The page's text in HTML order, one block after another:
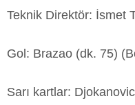
Teknik Direktör: İsmet
Gol: Brazao (dk. 75)
Sarı kartlar: